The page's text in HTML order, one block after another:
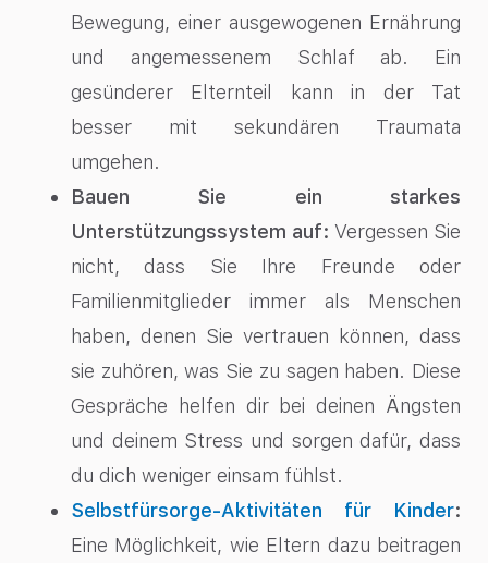
Bewegung, einer ausgewogenen Ernährung
und angemessenem Schlaf ab. Ein
gesünderer Elternteil kann in der Tat
besser mit sekundären Traumata
umgehen.
Bauen Sie ein starkes
Unterstützungssystem auf: Vergessen Sie
nicht, dass Sie Ihre Freunde oder
Familienmitglieder immer als Menschen
haben, denen Sie vertrauen können, dass
sie zuhören, was Sie zu sagen haben. Diese
Gespräche helfen dir bei deinen Ängsten
und deinem Stress und sorgen dafür, dass
du dich weniger einsam fühlst.
Selbstfürsorge-Aktivitäten für Kinder:
Eine Möglichkeit, wie Eltern dazu beitragen